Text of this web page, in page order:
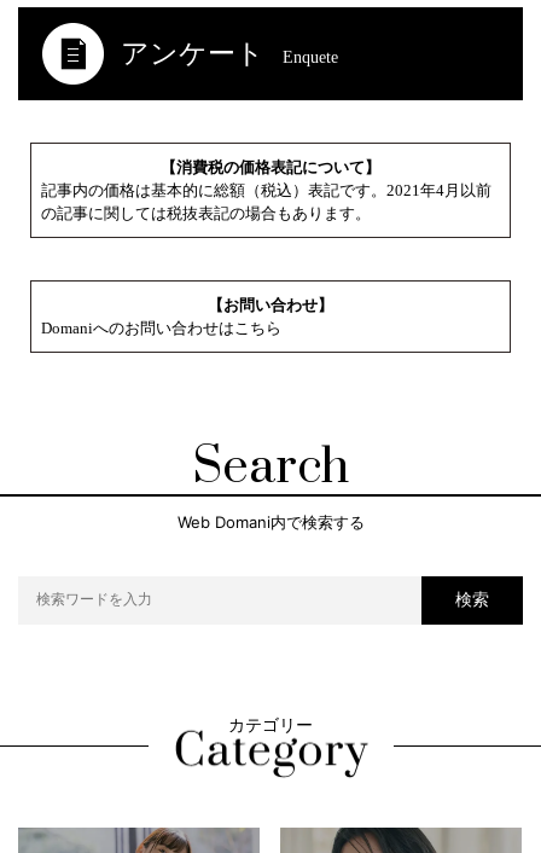
アンケート Enquete
【消費税の価格表記について】
記事内の価格は基本的に総額（税込）表記です。2021年4月以前
の記事に関しては税抜表記の場合もあります。
【お問い合わせ】
Domaniへのお問い合わせはこちら
Search
Web Domani内で検索する
検索
カテゴリー